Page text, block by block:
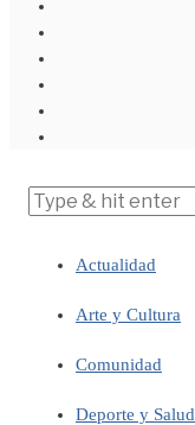
Actualidad
Arte y Cultura
Comunidad
Deporte y Salud